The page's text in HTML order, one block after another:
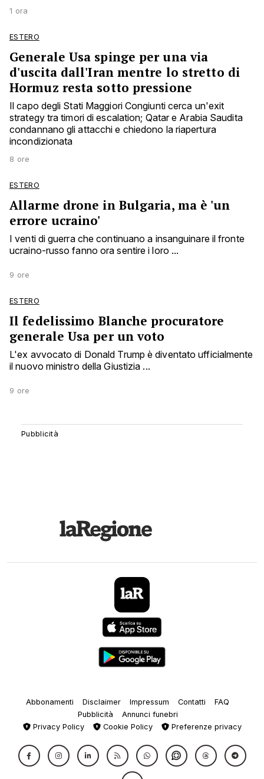
1 ora
ESTERO
Generale Usa spinge per una via
d'uscita dall'Iran mentre lo stretto di
Hormuz resta sotto pressione
Il capo degli Stati Maggiori Congiunti cerca un'exit
strategy tra timori di escalation; Qatar e Arabia Saudita
condannano gli attacchi e chiedono la riapertura
incondizionata
8 ore
ESTERO
Allarme drone in Bulgaria, ma è 'un
errore ucraino'
I venti di guerra che continuano a insanguinare il fronte
ucraino-russo fanno ora sentire i loro ...
9 ore
ESTERO
Il fedelissimo Blanche procuratore
generale Usa per un voto
L'ex avvocato di Donald Trump è diventato ufficialmente
il nuovo ministro della Giustizia ...
9 ore
Abbonamenti Disclaimer Impressum Contatti
FAQ
Pubblicità
Annunci funebri
Privacy Policy
Cookie Policy Preferenze privacy